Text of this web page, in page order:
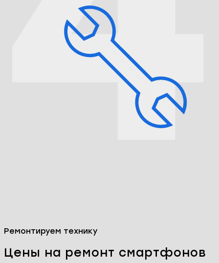
Ремонтируем технику
Цены на ремонт смартфонов